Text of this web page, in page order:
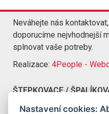
Neváhejte nás
doporucíme nejvhodnejší
splnovat vaše potreby.
Realizace: 4People -
ŠTEPKOVACE /
Kompletní nabídka
Nastavení cookies: